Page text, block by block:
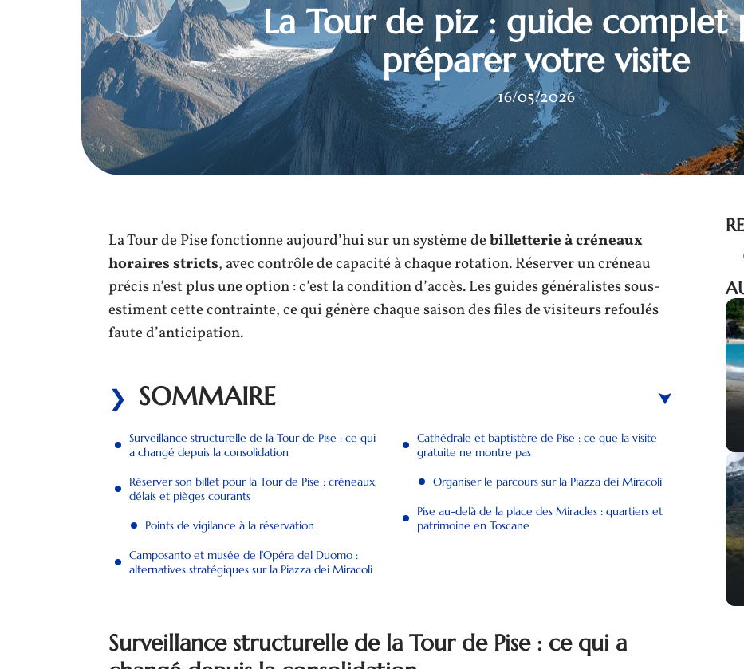
La Tour de piz : guide complet
préparer votre visite
16/05/2026
La Tour de Pise fonctionne aujourd’hui sur un système debilletterie à créneaux
horaires stricts, avec contrôle de capacité à chaque rotation. Réserver un créneau
précis n’est plus une option : c’est la condition d’accès. Les guides généralistes sous-
estiment cette contrainte, ce qui génère chaque saison des files de visiteurs refoulés
faute d’anticipation.
SOMMAIRE
Surveillance structurelle de la Tour de Pise : ce qui
a changé depuis la consolidation
Réserver son billet pour la Tour de Pise : créneaux,
délais et pièges courants
Points de vigilance à la réservation
Camposanto et musée de l’Opéra del Duomo :
alternatives stratégiques sur la Piazza dei Miracoli
Cathédrale et baptistère de Pise : ce que la visite
gratuite ne montre pas
Organiser le parcours sur la Piazza dei Miracoli
Pise au-delà de la place des Miracles : quartiers et
patrimoine en Toscane
Surveillance structurelle de la Tour de Pise : ce qui a